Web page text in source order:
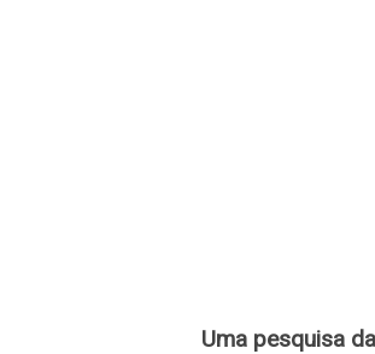
Uma pesquisa